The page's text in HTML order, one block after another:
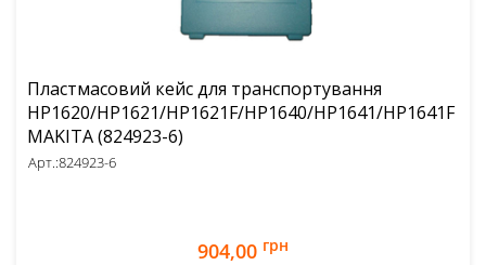
Пластмасовий кейс для транспортування
HP1620/HP1621/HP1621F/HP1640/HP1641/HP1641F
MAKITA (824923-6)
Арт.:824923-6
904,00 грн